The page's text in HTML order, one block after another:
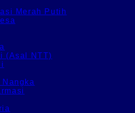
Merah Putih
(Asal NTT)